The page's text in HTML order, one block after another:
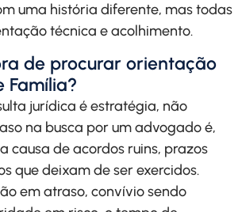
uma história diferente, mas todas
técnica e acolhimento.
de procurar orientação
Família?
jurídica é estratégia, não
na busca por um advogado é,
causa de acordos ruins, prazos
que deixam de ser exercidos.
em atraso, convívio sendo